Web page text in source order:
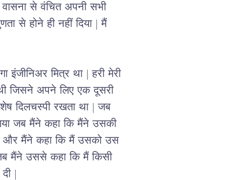
से वंचित अपनी सभी
से होने ही नहीं दिया | मैं
मित्र था | हरी मेरी
जिसने अपने लिए एक दूसरी
दिलचस्पी रखता था | जब
जब मैंने कहा कि मैंने उसकी
और मैंने कहा कि मैं उसको उस
मैंने उससे कहा कि मैं किसी
|